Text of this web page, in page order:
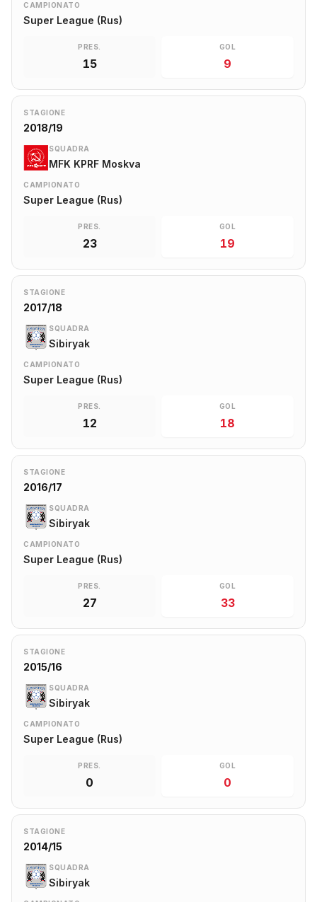
CAMPIONATO
Super League (Rus)
PRES.
15
GOL
9
STAGIONE
2018/19
SQUADRA
MFK KPRF Moskva
CAMPIONATO
Super League (Rus)
PRES.
23
GOL
19
STAGIONE
2017/18
SQUADRA
Sibiryak
CAMPIONATO
Super League (Rus)
PRES.
12
GOL
18
STAGIONE
2016/17
SQUADRA
Sibiryak
CAMPIONATO
Super League (Rus)
PRES.
27
GOL
33
STAGIONE
2015/16
SQUADRA
Sibiryak
CAMPIONATO
Super League (Rus)
PRES.
0
GOL
0
STAGIONE
2014/15
SQUADRA
Sibiryak